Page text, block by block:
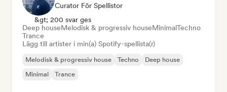
Curator För Spellistor
&gt; 200 svar ges
Deep houseMelodisk & progressiv houseMinimalTechno
Trance
Lägg till artister i min(a) Spotify-spellista(r)
Melodisk & progressiv house Techno
Deep house
Minimal
Trance